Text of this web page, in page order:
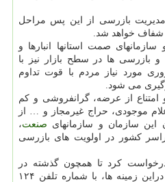
مدیریت بازرسی از این پس مراحل
شفاف خواهد شد.
صمت استانها انبارها و
بازرسی ها در سطح بازار نیز با
مورد نیاز مردم با قوت تداوم
می شود.
و امتناع از عرضه، گرانفروشی و کم
موجودی، حراج غیرمجاز و … از
این سازمان و سازمانهای صنعت،
کشور در اولویت های بازرسی
کرد تا همچون گذشته در
صورت مشاهده هرگونه تخلف دراین زمینه ها، با شماره تلفن ۱۲۴